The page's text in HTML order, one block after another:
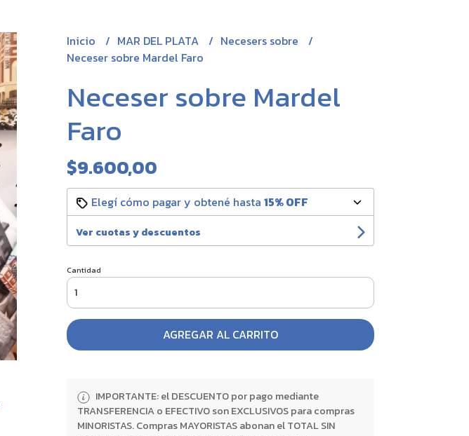
Inicio MAR DEL PLATA
Necesers sobre
Neceser sobre Mardel Faro
Neceser sobre Mardel
Faro
$9.600,00
Elegí cómo pagar y obtené hasta 15% OFF
Ver cuotas y descuentos
Cantidad
AGREGAR AL CARRITO
IMPORTANTE: el DESCUENTO por pago mediante
TRANSFERENCIA o EFECTIVO son EXCLUSIVOS para compras
MINORISTAS. Compras MAYORISTAS abonan el TOTAL SIN